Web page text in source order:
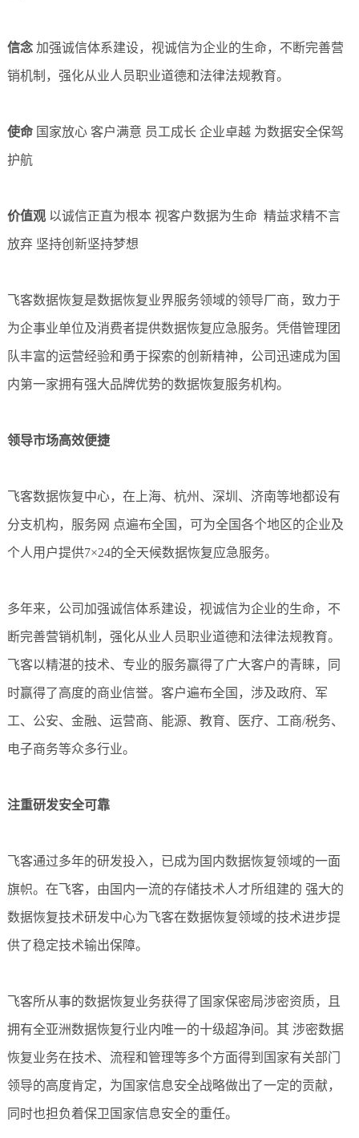
信念加强诚信体系建设，视诚信为企业的生命，不断完善营
销机制，强化从业人员职业道德和法律法规教育。
使命国家放心 客户满意 员工成长 企业卓越 为数据安全保驾
护航
价值观以诚信正直为根本 视客户数据为生命 精益求精不言
放弃 坚持创新坚持梦想
飞客数据恢复是数据恢复业界服务领域的领导厂商，致力于
为企事业单位及消费者提供数据恢复应急服务。凭借管理团
队丰富的运营经验和勇于探索的创新精神，公司迅速成为国
内第一家拥有强大品牌优势的数据恢复服务机构。
领导市场高效便捷
飞客数据恢复中心，在上海、杭州、深圳、济南等地都设有
分支机构，服务网 点遍布全国，可为全国各个地区的企业及
个人用户提供7×24的全天候数据恢复应急服务。
多年来，公司加强诚信体系建设，视诚信为企业的生命，不
断完善营销机制，强化从业人员职业道德和法律法规教育。
飞客以精湛的技术、专业的服务赢得了广大客户的青睐，同
时赢得了高度的商业信誉。客户遍布全国，涉及政府、军
工、公安、金融、运营商、能源、教育、医疗、工商/税务、
电子商务等众多行业。
注重研发安全可靠
飞客通过多年的研发投入，已成为国内数据恢复领域的一面
旗帜。在飞客，由国内一流的存储技术人才所组建的 强大的
数据恢复技术研发中心为飞客在数据恢复领域的技术进步提
供了稳定技术输出保障。
飞客所从事的数据恢复业务获得了国家保密局涉密资质，且
拥有全亚洲数据恢复行业内唯一的十级超净间。其 涉密数据
恢复业务在技术、流程和管理等多个方面得到国家有关部门
领导的高度肯定，为国家信息安全战略做出了一定的贡献，
同时也担负着保卫国家信息安全的重任。